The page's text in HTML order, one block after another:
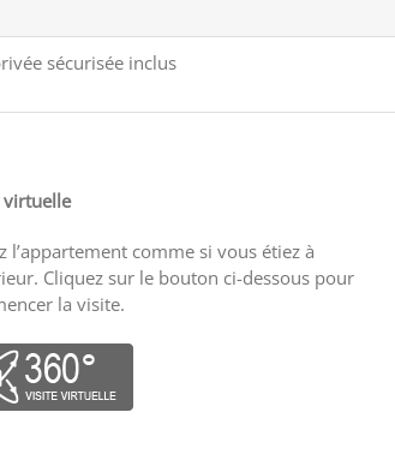
sécurisée inclus
virtuelle
l’appartement comme si vous étiez à
Cliquez sur le bouton ci-dessous pour
la visite.